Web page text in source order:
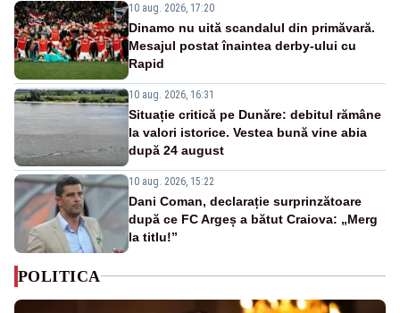
10 aug. 2026, 17:20
Dinamo nu uită scandalul din primăvară.
Mesajul postat înaintea derby-ului cu
Rapid
10 aug. 2026, 16:31
Situație critică pe Dunăre: debitul rămâne
la valori istorice. Vestea bună vine abia
după 24 august
10 aug. 2026, 15:22
Dani Coman, declarație surprinzătoare
după ce FC Argeș a bătut Craiova: „Merg
la titlu!”
POLITICA